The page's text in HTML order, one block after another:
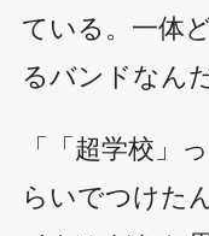
ている。一体
るバンドなん
「「超学校」
らいでつけた